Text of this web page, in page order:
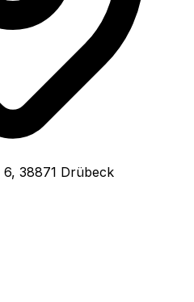
6, 38871 Drübeck